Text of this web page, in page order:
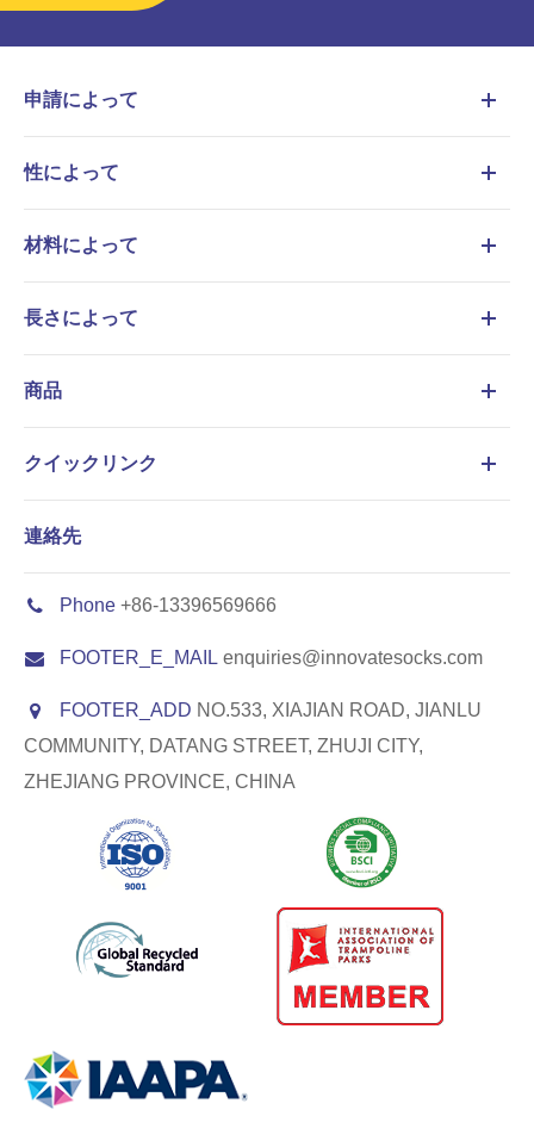
申請によって
性によって
材料によって
長さによって
商品
クイックリンク
連絡先
Phone +86-13396569666
FOOTER_E_MAIL enquiries@innovatesocks.com
FOOTER_ADD NO.533, XIAJIAN ROAD, JIANLU
COMMUNITY, DATANG STREET, ZHUJI CITY,
ZHEJIANG PROVINCE, CHINA